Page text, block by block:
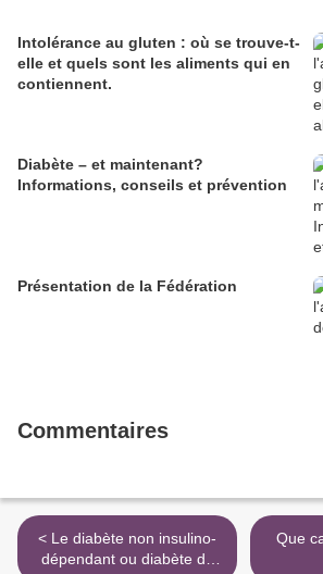
Intolérance au gluten : où se trouve-t-
elle et quels sont les aliments qui en
contiennent.
Diabète – et maintenant?
Informations, conseils et prévention
Présentation de la Fédération
Commentaires
< Le diabète non insulino-
dépendant ou diabète de